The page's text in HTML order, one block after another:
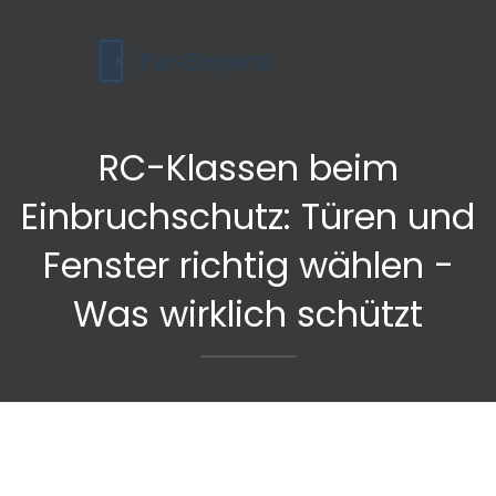
RC-Klassen beim
Einbruchschutz: Türen und
Fenster richtig wählen -
Was wirklich schützt